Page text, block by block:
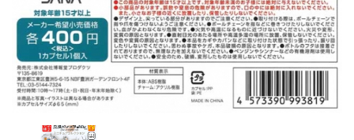
販促用カプセルトイ